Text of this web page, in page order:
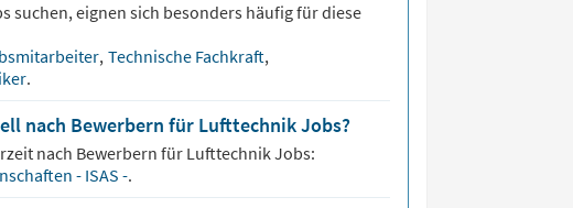
suchen, eignen sich besonders häufig für diese
, Technische Fachkraft,
.
nach Bewerbern für Lufttechnik Jobs?
nach Bewerbern für LufttechnikJobs:
- ISAS -.